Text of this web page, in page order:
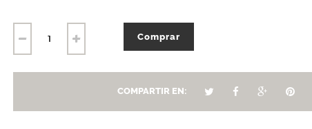
Comprar
COMPARTIR EN: